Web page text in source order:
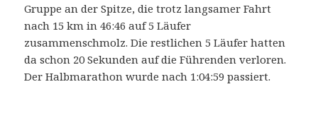
Gruppe an der Spitze, die trotz langsamer Fahrt
nach 15 km in 46:46 auf 5 Läufer
zusammenschmolz. Die restlichen 5 Läufer hatten
da schon 20 Sekunden auf die Führenden verloren.
Der Halbmarathon wurde nach 1:04:59 passiert.